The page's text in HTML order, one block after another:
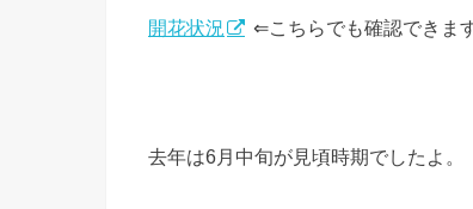
開花状況 ⇐こちらでも確認できます
去年は6月中旬が見頃時期でしたよ。